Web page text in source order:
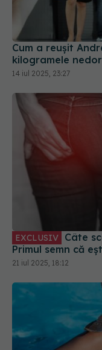
Cum a reușit
kilogramele
14 iul 2025, 23:27
EXCLUSIV
Primul semn că
21 iul 2025, 18:12